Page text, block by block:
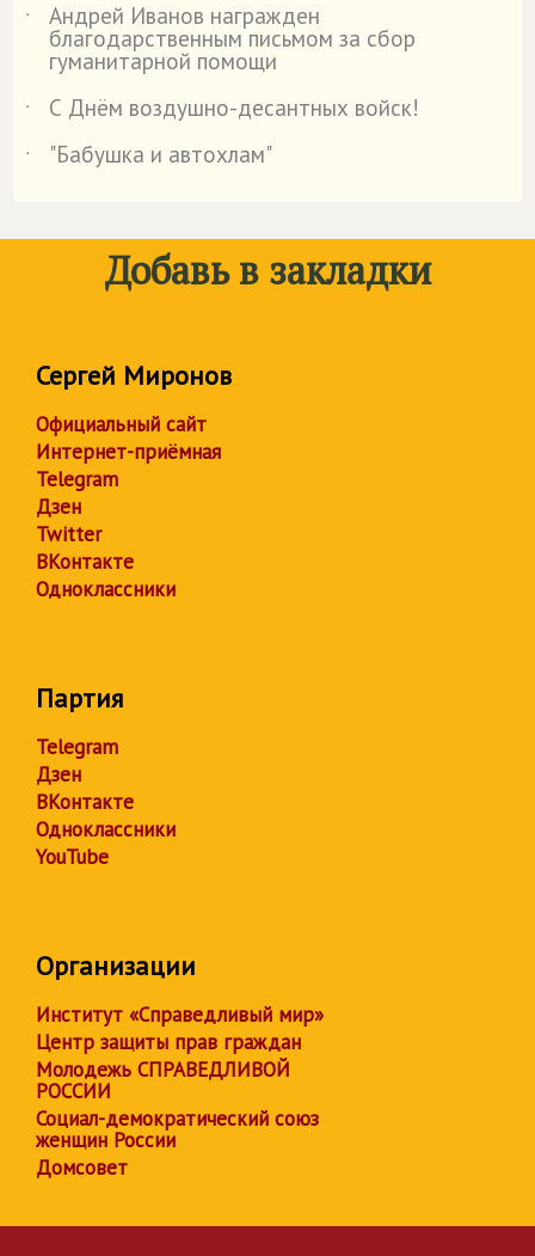
˙
Андрей Иванов награжден
благодарственным письмом за сбор
гуманитарной помощи
˙
С Днём воздушно-десантных войск!
˙
"Бабушка и автохлам"
Добавь в закладки
Сергей Миронов
Официальный сайт
Интернет-приёмная
Telegram
Дзен
Twitter
ВКонтакте
Одноклассники
Партия
Telegram
Дзен
ВКонтакте
Одноклассники
YouTube
Организации
Институт «Справедливый мир»
Центр защиты прав граждан
Молодежь СПРАВЕДЛИВОЙ
РОССИИ
Социал-демократический союз
женщин России
Домсовет